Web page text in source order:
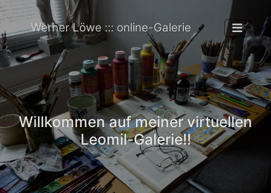
Werner Löwe ::: online-Galerie
Willkommen auf meiner virtuellen
Leomil-Galerie!!